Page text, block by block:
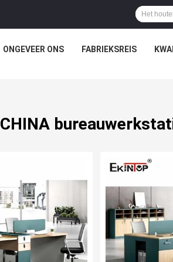
ONGEVEER ONS FABRIEKSREIS
CHINA